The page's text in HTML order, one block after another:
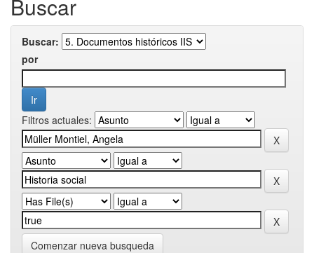
Buscar
Buscar:
por
Filtros actuales:
Comenzar nueva busqueda